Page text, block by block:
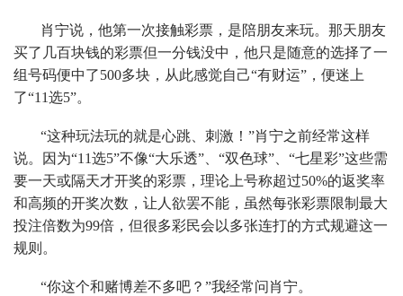
肖宁说，他第一次接触彩票，是陪朋友来玩。那天朋友
买了几百块钱的彩票但一分钱没中，他只是随意的选择了一
组号码便中了500多块，从此感觉自己“有财运”，便迷上
了“11选5”。
“这种玩法玩的就是心跳、刺激！”肖宁之前经常这样
说。因为“11选5”不像“大乐透”、“双色球”、“七星彩”这些需
要一天或隔天才开奖的彩票，理论上号称超过50%的返奖率
和高频的开奖次数，让人欲罢不能，虽然每张彩票限制最大
投注倍数为99倍，但很多彩民会以多张连打的方式规避这一
规则。
“你这个和赌博差不多吧？”我经常问肖宁。